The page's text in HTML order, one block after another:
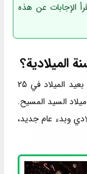
الإجابات عن هذه
الميلادية؟
عيد الميلاد ليس هو رأس السنة الميلادية. يُحتفل بعيد الميلاد في 25
السيد المسيح.
وبدء عام جديد،